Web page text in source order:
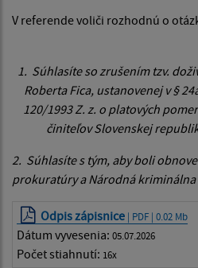
V referende voliči rozhodnú o
1. Súhlasíte so zrušením tzv.
Roberta Fica, ustanovenej v §
120/1993 Z. z. o platových
činiteľov Slovenskej
2. Súhlasíte s tým, aby boli
prokuratúry a Národná kriminálna
Odpis zápisnice | PDF | 0.02 Mb
Dátum vyvesenia: 05.07.2026
Počet stiahnutí: 16x